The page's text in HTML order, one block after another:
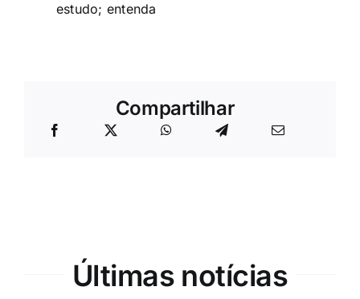
estudo; entenda
Compartilhar
Últimas notícias